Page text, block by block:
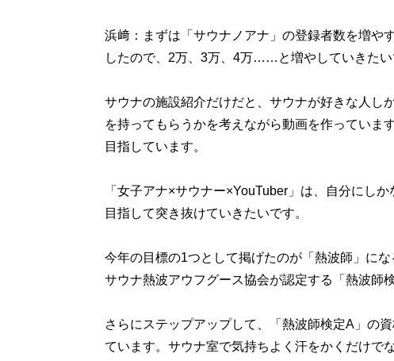
浜﨑：まずは「サウナノアナ」の登録者数を増や
したので、2万、3万、4万……と増やしていきたい
サウナの施設紹介だけだと、サウナが好きな人し
を持ってもらうかを考えながら動画を作っていま
目指しています。
「女子アナ×サウナー×YouTuber」は、自分にし
目指して突き抜けていきたいです。
今年の目標の1つとして掲げたのが「熱波師」に
サウナ熱波アウフグース協会が認定する「熱波師
さらにステップアップして、「熱波師検定A」の
ています。サウナ室で気持ちよく汗をかくだけで